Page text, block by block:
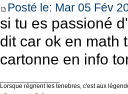
Posté le: Mar 05 Fév
si tu es passioné
dit car ok en math
cartonne en info
Lorsque régnent les tenebres, c'est aux